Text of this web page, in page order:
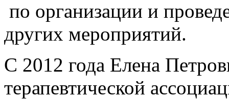
по организации и
других мероприятий.
С 2012 года Елена
терапевтической